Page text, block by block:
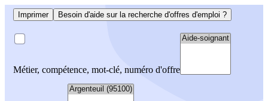
Imprimer Besoin d'aide sur la recherche d'offres d'emploi ?
Métier, compétence, mot-clé, numéro d'offre